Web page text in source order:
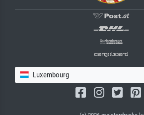
Luxembourg